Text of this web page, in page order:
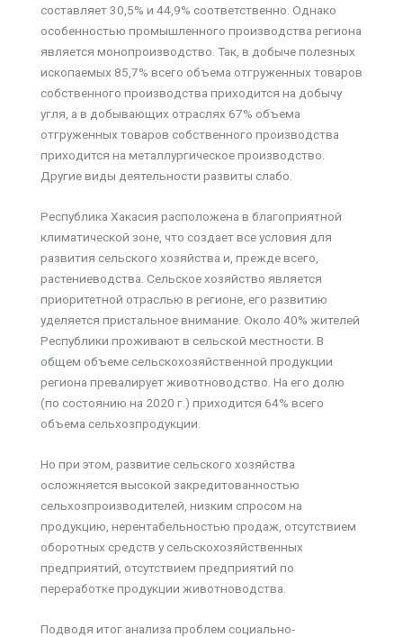
составляет 30,5% и 44,9% соответственно. Однако
особенностью промышленного производства региона
является монопроизводство. Так, в добыче полезных
ископаемых 85,7% всего объема отгруженных товаров
собственного производства приходится на добычу
угля, а в добывающих отраслях 67% объема
отгруженных товаров собственного производства
приходится на металлургическое производство.
Другие виды деятельности развиты слабо.
Республика Хакасия расположена в благоприятной
климатической зоне, что создает все условия для
развития сельского хозяйства и, прежде всего,
растениеводства. Сельское хозяйство является
приоритетной отраслью в регионе, его развитию
уделяется пристальное внимание. Около 40% жителей
Республики проживают в сельской местности. В
общем объеме сельскохозяйственной продукции
региона превалирует животноводство. На его долю
(по состоянию на 2020 г.) приходится 64% всего
объема сельхозпродукции.
Но при этом, развитие сельского хозяйства
осложняется высокой закредитованностью
сельхозпроизводителей, низким спросом на
продукцию, нерентабельностью продаж, отсутствием
оборотных средств у сельскохозяйственных
предприятий, отсутствием предприятий по
переработке продукции животноводства.
Подводя итог анализа проблем социально-